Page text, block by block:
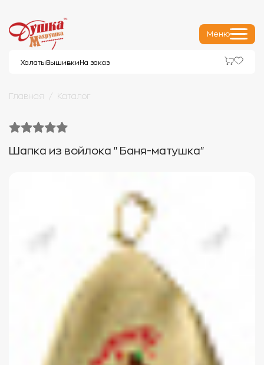
Меню
Халаты Вышивки На заказ
Главная Каталог
Шапка из войлока "Баня-матушка"